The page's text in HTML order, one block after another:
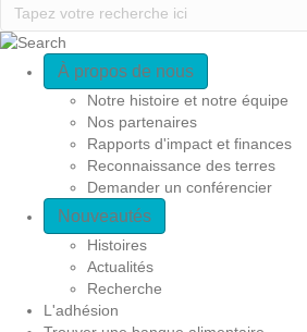
À propos de nous
Notre histoire et notre équipe
Nos partenaires
Rapports d'impact et finances
Reconnaissance des terres
Demander un conférencier
Nouveautés
Histoires
Actualités
Recherche
L'adhésion